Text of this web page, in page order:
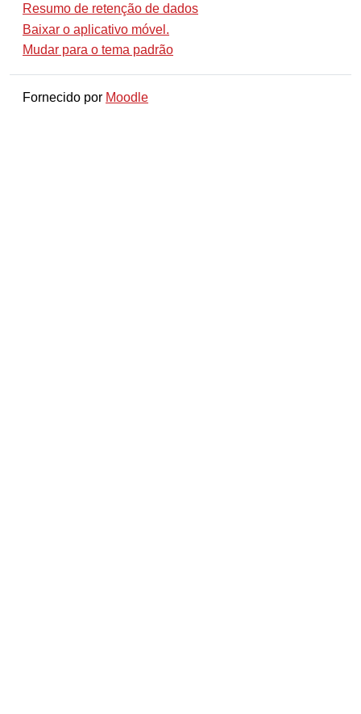
Resumo de retenção de dados
Baixar o aplicativo móvel.
Mudar para o tema padrão
Fornecido por Moodle